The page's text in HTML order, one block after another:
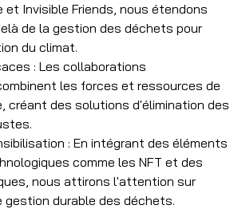
et Invisible Friends, nous étendons
de la gestion des déchets pour
du climat.
: Les collaborations
les forces et ressources de
créant des solutions d'élimination des
: En intégrant des éléments
comme les NFT et des
nous attirons l'attention sur
gestion durable des déchets.